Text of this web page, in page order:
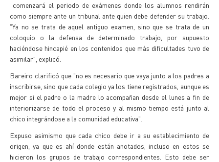
comenzará el periodo de exámenes donde los alumnos rendirán
como siempre ante un tribunal ante quien debe defender su trabajo.
"Ya no se trata de aquel antiguo examen, sino que se trata de un
coloquio o la defensa de determinado trabajo, por supuesto
haciéndose hincapié en los contenidos que más dificultades tuvo de
asimilar", explicó.
Bareiro clarificó que "no es necesario que vaya junto a los padres a
inscribirse, sino que cada colegio ya los tiene registrados, aunque es
mejor si el padre o la madre lo acompañan desde el lunes a fin de
interiorizarse de todo el proceso y al mismo tiempo está junto al
chico integrándose a la comunidad educativa".
Expuso asimismo que cada chico debe ir a su establecimiento de
origen, ya que es ahí donde están anotados, incluso en estos se
hicieron los grupos de trabajo correspondientes. Esto debe ser